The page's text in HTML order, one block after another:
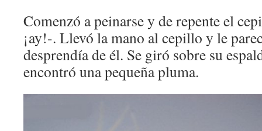
Comenzó a peinarse y de repente el
¡ay!-. Llevó la mano al cepillo y le
desprendía de él. Se giró sobre su
encontró una pequeña pluma.